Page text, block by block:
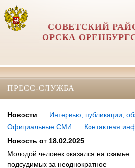
СОВЕТСКИЙ
ОРСКА
ПРЕСС-СЛУЖБА
Новости
Интервью, публикации,
Официальные СМИ
Контактная
Новость от 18.02.2025
Молодой человек оказался на скамье
подсудимых за неоднократное